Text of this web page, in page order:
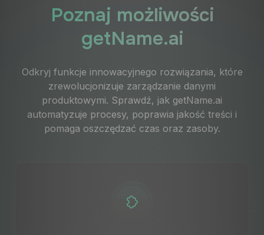
Poznaj możliwości
getName.ai
Odkryj funkcje innowacyjnego rozwiązania, które
zrewolucjonizuje zarządzanie danymi
produktowymi. Sprawdź, jak getName.ai
automatyzuje procesy, poprawia jakość treści i
pomaga oszczędzać czas oraz zasoby.